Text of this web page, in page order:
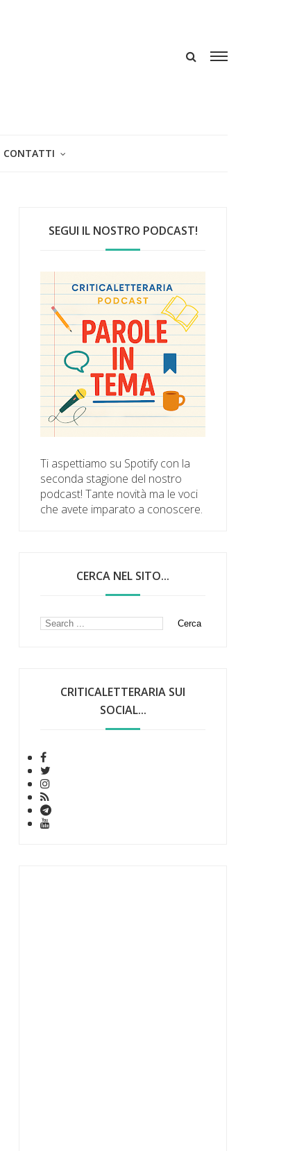
CONTATTI
SEGUI IL NOSTRO PODCAST!
Ti aspettiamo su Spotify con la
seconda stagione del nostro
podcast! Tante novità ma le voci
che avete imparato a conoscere.
CERCA NEL SITO...
CRITICALETTERARIA SUI
SOCIAL...